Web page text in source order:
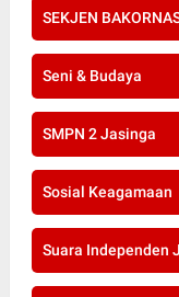
SEKJEN
Seni & Budaya
SMPN 2 Jasinga
Sosial Keagamaan